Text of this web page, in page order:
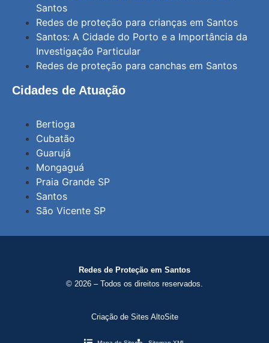
Santos
Redes de proteção para crianças em Santos
Santos: A Cidade do Porto e a Importância da
Investigação Particular
Redes de proteção para canchas em Santos
Cidades de Atuação
Bertioga
Cubatão
Guarujá
Mongaguá
Praia Grande SP
Santos
São Vicente SP
Redes de Proteção em Santos
© 2026 – Todos os direitos reservados.
Criação de Sites AltoSite